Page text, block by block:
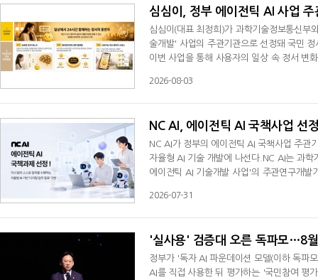
심심이, 정부 에이전틱 AI 사업
심심이(대표 최정희)가 과학기술정보통신부
술개발' 사업의 주관기관으로 선정돼 국민
이번 사업을 통해 사용자의 일상 속 정서 변
기반으로 기존의 질의응답형 AI를 넘어 사용
2026-08-03
NC AI, 에이전틱 AI 국책사업 선
NC AI가 정부의 에이전틱 AI 국책사업 주관
자율형 AI 기술 개발에 나선다.NC AI는 과학
에이전틱 AI 기술개발 사업'의 주관연구개
업은 차세대 AI 기술의 산업 경쟁력 확보를
2026-07-31
'실사용' 검증대 오른 독파모…8
정부가 '독자 AI 파운데이션 모델(이하 독파
AI를 직접 사용한 뒤 평가하는 '국민참여 평